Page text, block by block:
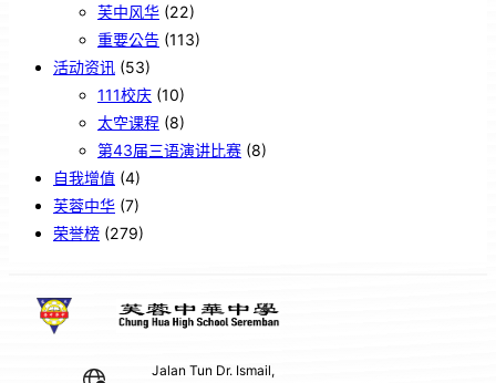
芙中风华 (22)
重要公告 (113)
活动资讯 (53)
111校庆 (10)
太空课程 (8)
第43届三语演讲比赛 (8)
自我增值 (4)
芙蓉中华 (7)
荣誉榜 (279)
Jalan Tun Dr. Ismail,